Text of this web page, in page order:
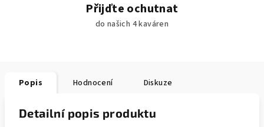
Přijďte ochutnat
do našich 4 kaváren
Popis Hodnocení Diskuze
Detailní popis produktu